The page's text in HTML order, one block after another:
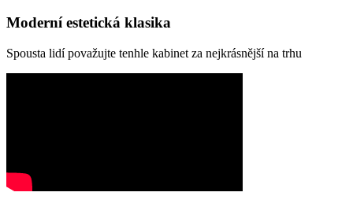
Moderní estetická klasika
Spousta lidí považujte tenhle kabinet za nejkrásnější na trhu